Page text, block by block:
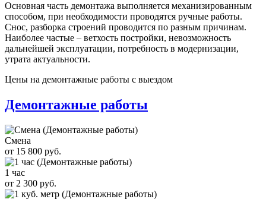
Основная часть демонтажа выполняется механизированным
способом, при необходимости проводятся ручные работы.
Снос, разборка строений проводится по разным причинам.
Наиболее частые – ветхость постройки, невозможность
дальнейшей эксплуатации, потребность в модернизации,
утрата актуальности.
Цены на демонтажные работы с выездом
Демонтажные работы
Смена
от 15 800 руб.
1 час
от 2 300 руб.